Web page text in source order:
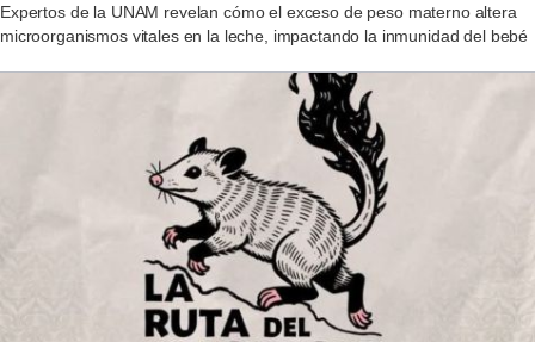
Expertos de la UNAM revelan cómo el exceso de peso materno altera
microorganismos vitales en la leche, impactando la inmunidad del bebé